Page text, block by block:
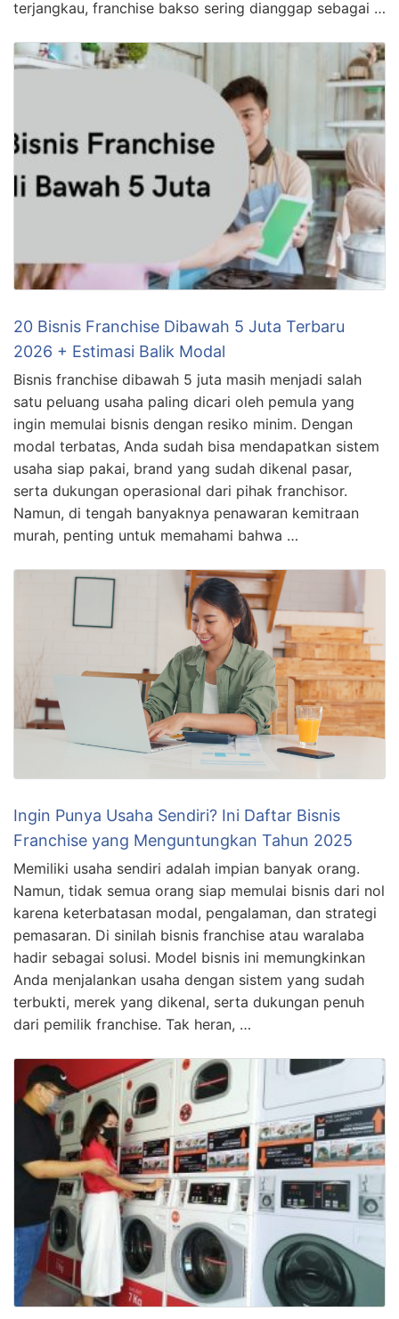
terjangkau, franchise bakso sering dianggap sebagai …
20 Bisnis Franchise Dibawah 5 Juta Terbaru
2026 + Estimasi Balik Modal
Bisnis franchise dibawah 5 juta masih menjadi salah
satu peluang usaha paling dicari oleh pemula yang
ingin memulai bisnis dengan resiko minim. Dengan
modal terbatas, Anda sudah bisa mendapatkan sistem
usaha siap pakai, brand yang sudah dikenal pasar,
serta dukungan operasional dari pihak franchisor.
Namun, di tengah banyaknya penawaran kemitraan
murah, penting untuk memahami bahwa …
Ingin Punya Usaha Sendiri? Ini Daftar Bisnis
Franchise yang Menguntungkan Tahun 2025
Memiliki usaha sendiri adalah impian banyak orang.
Namun, tidak semua orang siap memulai bisnis dari nol
karena keterbatasan modal, pengalaman, dan strategi
pemasaran. Di sinilah bisnis franchise atau waralaba
hadir sebagai solusi. Model bisnis ini memungkinkan
Anda menjalankan usaha dengan sistem yang sudah
terbukti, merek yang dikenal, serta dukungan penuh
dari pemilik franchise. Tak heran, …